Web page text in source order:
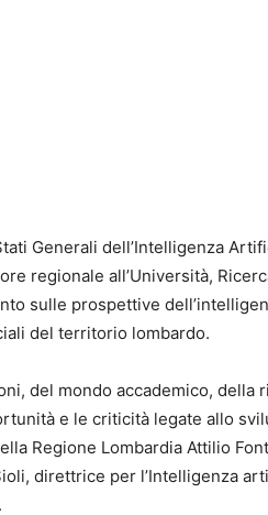
Generali dell’Intelligenza
regionale all’Università,
sulle prospettive
del territorio lombardo.
del mondo accademico, della
e le criticità legate allo
Regione Lombardia Attilio
direttrice per l’Intelligenza